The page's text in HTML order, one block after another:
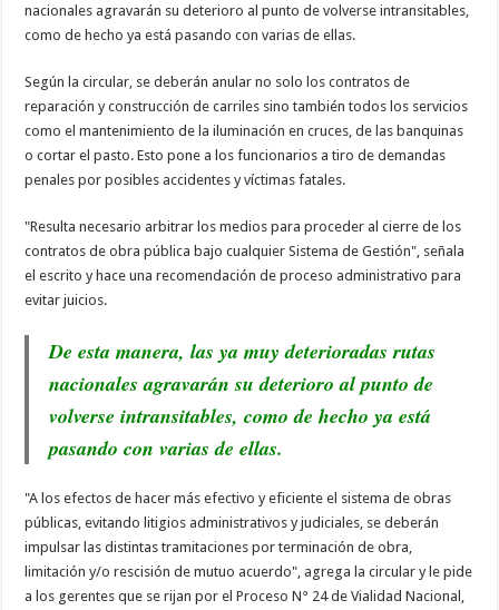
nacionales agravarán su deterioro al punto de volverse intransitables,
como de hecho ya está pasando con varias de ellas.
Según la circular, se deberán anular no solo los contratos de
reparación y construcción de carriles sino también todos los servicios
como el mantenimiento de la iluminación en cruces, de las banquinas
o cortar el pasto. Esto pone a los funcionarios a tiro de demandas
penales por posibles accidentes y víctimas fatales.
"Resulta necesario arbitrar los medios para proceder al cierre de los
contratos de obra pública bajo cualquier Sistema de Gestión", señala
el escrito y hace una recomendación de proceso administrativo para
evitar juicios.
De esta manera, las ya muy deterioradas rutas
nacionales agravarán su deterioro al punto de
volverse intransitables, como de hecho ya está
pasando con varias de ellas.
"A los efectos de hacer más efectivo y eficiente el sistema de obras
públicas, evitando litigios administrativos y judiciales, se deberán
impulsar las distintas tramitaciones por terminación de obra,
limitación y/o rescisión de mutuo acuerdo", agrega la circular y le pide
a los gerentes que se rijan por el Proceso N° 24 de Vialidad Nacional,